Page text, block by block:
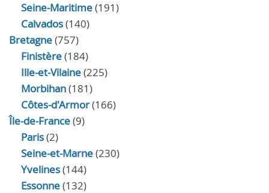
Seine-Maritime(191)
Calvados(140)
Bretagne(757)
Finistère(184)
Ille-et-Vilaine(225)
Morbihan(181)
Côtes-d'Armor(166)
Île-de-France(9)
Paris(2)
Seine-et-Marne(230)
Yvelines(144)
Essonne(132)